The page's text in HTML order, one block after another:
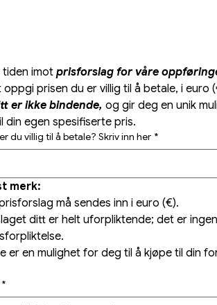
imot prisforslag for våre
er ikke bindende, og gir deg en unik
din egen spesifiserte pris.
du villig til å betale? Skriv inn her *
merk:
må sendes inn i euro (€).
ditt er helt uforpliktende; det er ingen
er en mulighet for deg til å kjøpe til din
*